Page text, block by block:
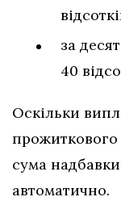
за
40
Оскільки
прожиткового
сума
автоматично.